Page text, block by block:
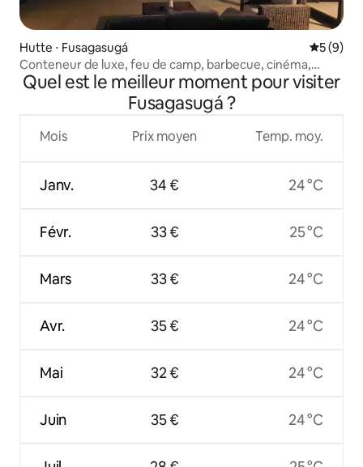
Hutte ⋅ Fusagasugá
5 (9)
Conteneur de luxe, feu de camp, barbecue, cinéma,
nature
Quel est le meilleur moment pour visiter
Fusagasugá ?
Mois
Janv.
Févr.
Mars
Avr.
Mai
Juin
Prix moyen
34 €
33 €
33 €
35 €
32 €
35 €
Temp. moy.
24 °C
25 °C
24 °C
24 °C
24 °C
24 °C